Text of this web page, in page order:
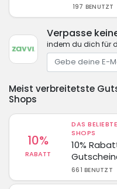
197 BENUTZT
Verpasse
indem du dich für
Meist verbreitetste
Shops
10%
RABATT
DAS
SHOPS
10%
661 BENUTZT